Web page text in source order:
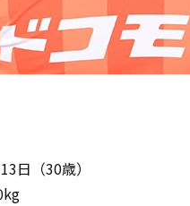
日（30歳）